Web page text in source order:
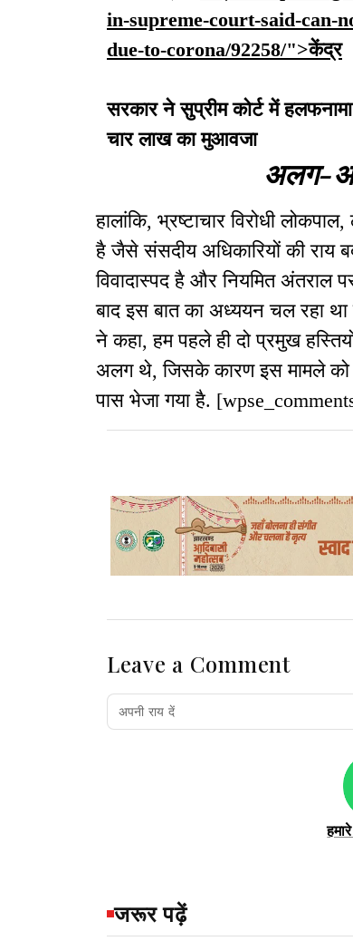
in-supreme-court-said-can-
due-to-corona/92258/">केंद्र
सरकार ने सुप्रीम कोर्ट में
चार लाख का मुआवजा
अलग-
हालांकि, भ्रष्टाचार विरोधी
है जैसे संसदीय अधिकारियों की राय
विवादास्पद है और नियमित अंतराल
बाद इस बात का अध्ययन चल रहा था
ने कहा, हम पहले ही दो प्रमुख
अलग थे, जिसके कारण इस मामले
पास भेजा गया है.
Leave a Comment
जरूर पढ़ें